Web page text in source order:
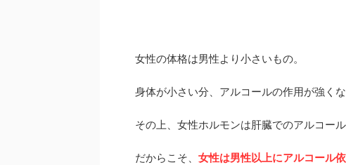
女性の体格は男性より小さいもの。
身体が小さい分、アルコールの作用が強く
その上、女性ホルモンは肝臓でのアルコー
だからこそ、 女性は男性以上にアルコール